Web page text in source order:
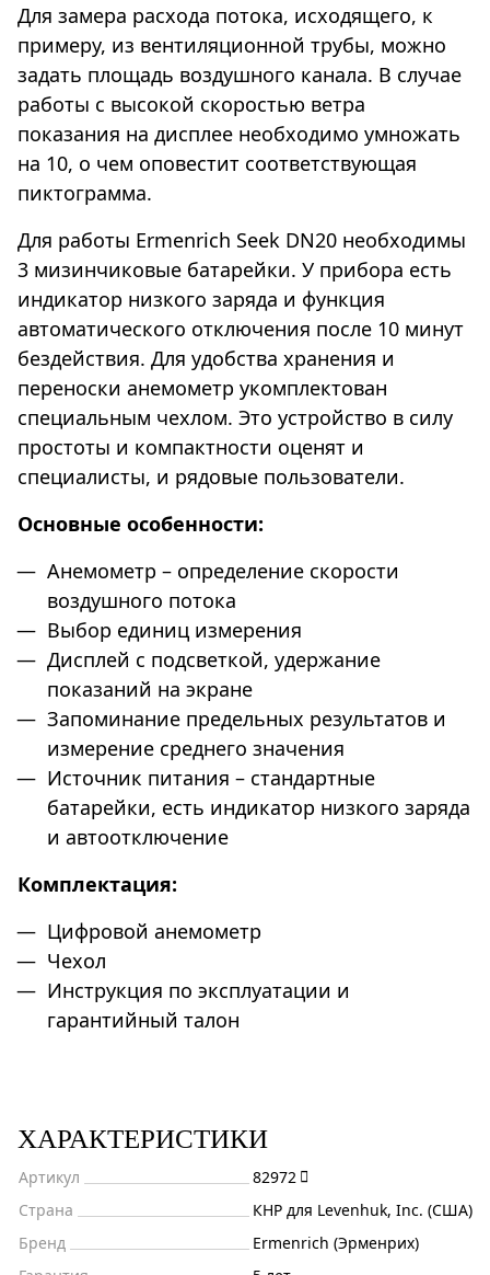
Для замера расхода потока, исходящего, к
примеру, из вентиляционной трубы, можно
задать площадь воздушного канала. В случае
работы с высокой скоростью ветра
показания на дисплее необходимо умножать
на 10, о чем оповестит соответствующая
пиктограмма.
Для работы Ermenrich Seek DN20 необходимы
3 мизинчиковые батарейки. У прибора есть
индикатор низкого заряда и функция
автоматического отключения после 10 минут
бездействия. Для удобства хранения и
переноски анемометр укомплектован
специальным чехлом. Это устройство в силу
простоты и компактности оценят и
специалисты, и рядовые пользователи.
Основные особенности:
Анемометр – определение скорости
воздушного потока
Выбор единиц измерения
Дисплей с подсветкой, удержание
показаний на экране
Запоминание предельных результатов и
измерение среднего значения
Источник питания – стандартные
батарейки, есть индикатор низкого заряда
и автоотключение
Комплектация:
Цифровой анемометр
Чехол
Инструкция по эксплуатации и
гарантийный талон
ХАРАКТЕРИСТИКИ
Артикул
82972
Страна
КНР для Levenhuk, Inc. (США)
Бренд
Ermenrich (Эрменрих)